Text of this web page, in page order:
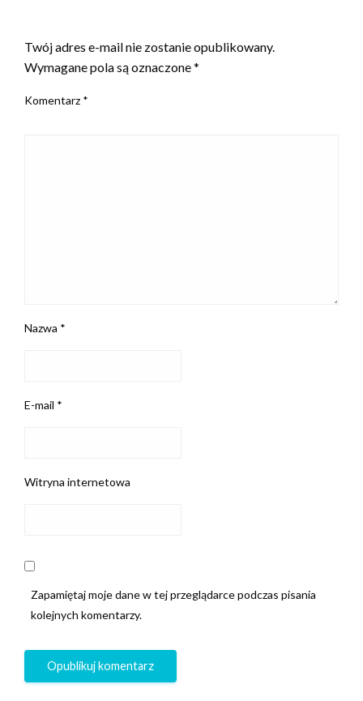
Twój adres e-mail nie zostanie opublikowany.
Wymagane pola są oznaczone*
Komentarz *
Nazwa *
E-mail *
Witryna internetowa
Zapamiętaj moje dane w tej przeglądarce podczas pisania
kolejnych komentarzy.